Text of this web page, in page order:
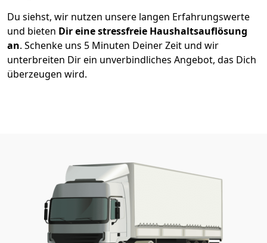
Du siehst, wir nutzen unsere langen Erfahrungswerte
und bieten Dir eine stressfreie Haushaltsauflösung
an. Schenke uns 5 Minuten Deiner Zeit und wir
unterbreiten Dir ein unverbindliches Angebot, das Dich
überzeugen wird.